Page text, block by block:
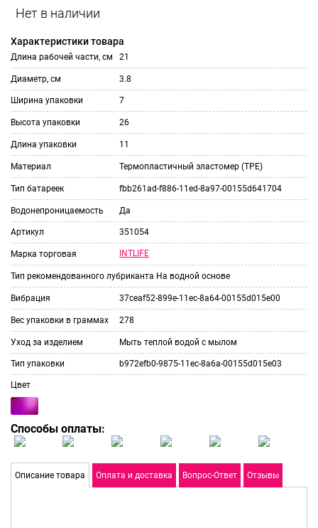
и
сравнить
ИЗБРАННОЕ
Характеристики товара
Длина рабочей части, см 21
Диаметр, см 3.8
Ширина упаковки 7
Высота упаковки 26
Длина упаковки 11
Материал Термопластичный эластомер (TPE)
Тип батареек fbb261ad-f886-11ed-8a97-00155d641704
Водонепроницаемость Да
Артикул 351054
Марка торговая INTLIFE
Тип рекомендованного лубриканта На водной основе
Вибрация 37ceaf52-899e-11ec-8a64-00155d015e00
Вес упаковки в граммах 278
Уход за изделием Мыть теплой водой с мылом
Тип упаковки b972efb0-9875-11ec-8a6a-00155d015e03
Цвет
Способы оплаты:
Описание товара Оплата и доставка Вопрос-Ответ Отзывы